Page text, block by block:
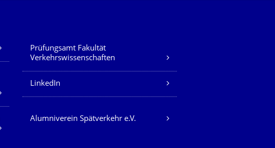
Prüfungsamt Fakultät
Verkehrswissenschaften
LinkedIn
Alumniverein Spätverkehr e.V.